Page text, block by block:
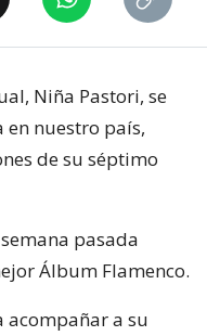
Niña Pastori, se
nuestro país,
de su séptimo
pasada
Álbum Flamenco.
acompañar a su